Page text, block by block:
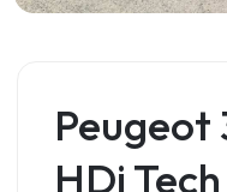
Peugeot
HDi